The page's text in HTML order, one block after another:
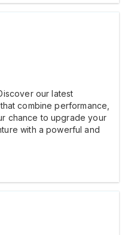
our latest
that combine performance,
chance to upgrade your
with a powerful and